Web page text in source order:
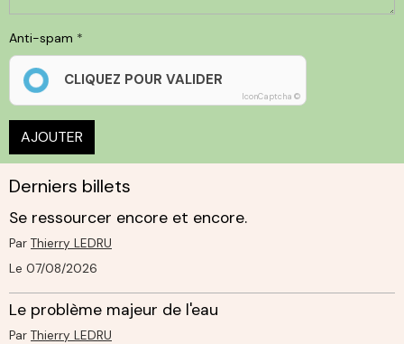
Anti-spam
CLIQUEZ POUR VALIDER
IconCaptcha ©
AJOUTER
Derniers billets
Se ressourcer encore et encore.
Par Thierry LEDRU
Le 07/08/2026
Le problème majeur de l'eau
Par Thierry LEDRU